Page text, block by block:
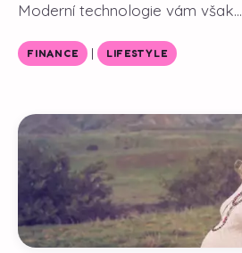
Moderní technologie vám však...
FINANCE | LIFESTYLE